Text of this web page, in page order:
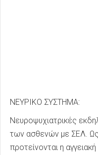
ΝΕΥΡΙΚΟ ΣΥΣΤΗΜΑ:
Νευροψυχιατρικές
των ασθενών με ΣΕΛ. Ως
προτείνονται η